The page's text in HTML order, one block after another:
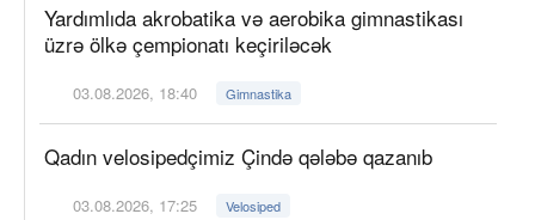
Yardımlıda akrobatika və aerobika gimnastikası
üzrə ölkə çempionatı keçiriləcək
03.08.2026, 18:40 Gimnastika
Qadın velosipedçimiz Çində qələbə qazanıb
03.08.2026, 17:25 Velosiped